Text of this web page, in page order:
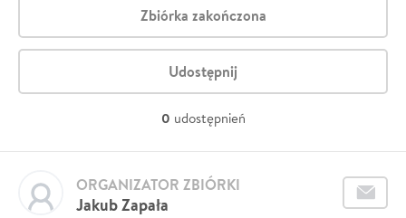
Zbiórka zakończona
Udostępnij
0 udostępnień
Jakub Zapała
ORGANIZATOR ZBIÓRKI